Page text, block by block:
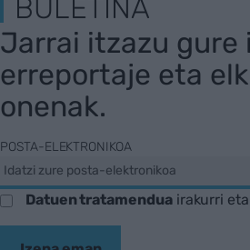
BULETINA
Jarrai itzazu gure
erreportaje eta
onenak.
POSTA-ELEKTRONIKOA
Datuen tratamenduairakurri